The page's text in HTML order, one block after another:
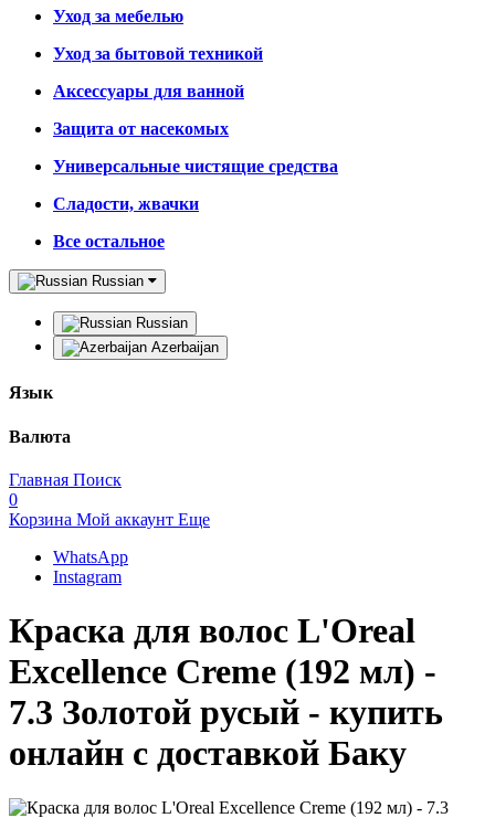
Уход за мебелью
Уход за бытовой техникой
Аксессуары для ванной
Защита от насекомых
Универсальные чистящие средства
Сладости, жвачки
Все остальное
Russian
Russian
Azerbaijan
Язык
Валюта
Главная Поиск
0
Корзина Мой аккаунт Еще
WhatsApp
Instagram
Краска для волос L'Oreal
Excellence Creme (192 мл) -
7.3 Золотой русый - купить
онлайн с доставкой Баку